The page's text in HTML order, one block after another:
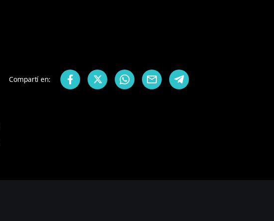
Compartí en: